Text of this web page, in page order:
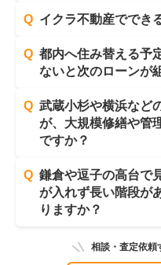
Q イクラ不動産ででき
Q 都内へ住み替える予
ないと次のローンが
Q 武蔵小杉や横浜など
が、大規模修繕や管
ですか？
Q 鎌倉や逗子の高台で
が入れず長い階段が
りますか？
相談・査定依頼